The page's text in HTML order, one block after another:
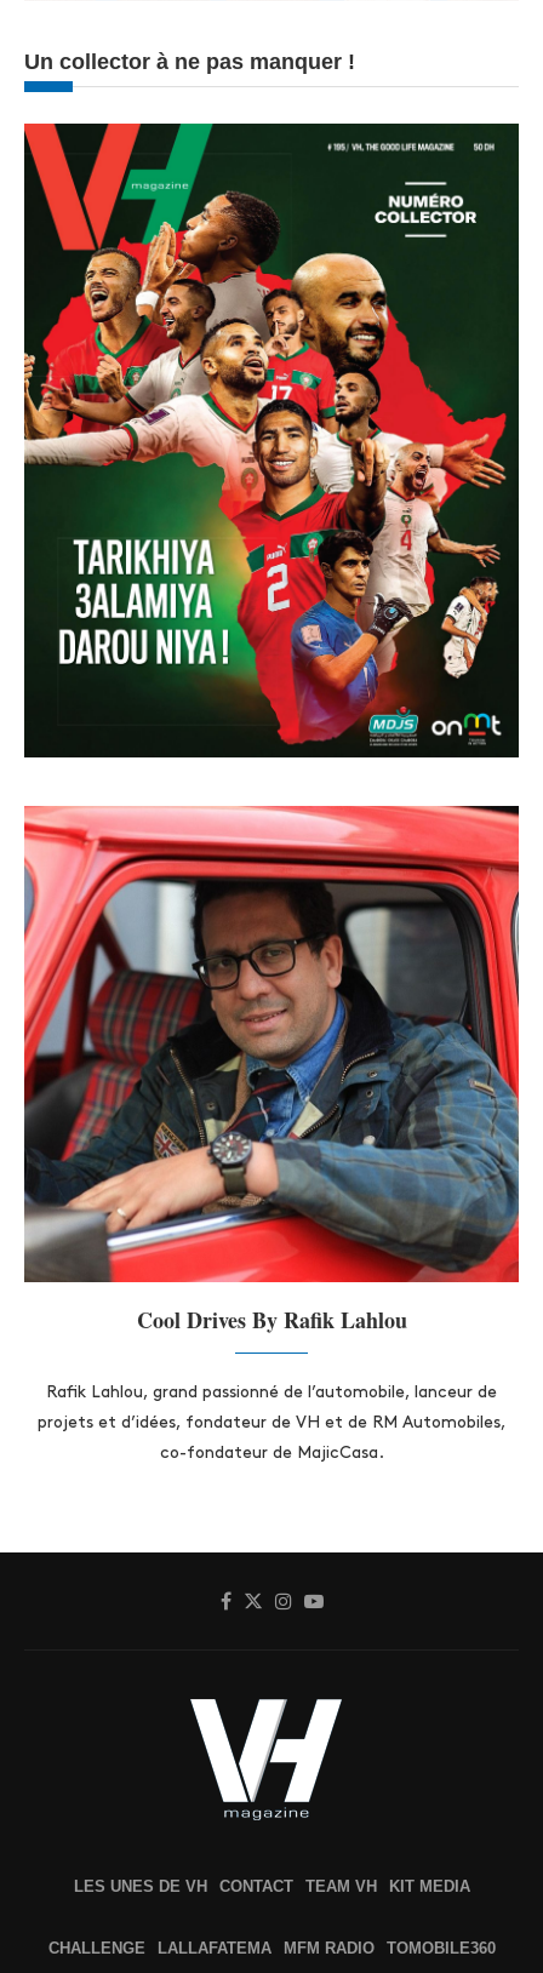
Un collector à ne pas manquer !
Cool Drives By Rafik Lahlou
Rafik Lahlou, grand passionné de l’automobile, lanceur de
projets et d’idées, fondateur de VH et de RM Automobiles,
co-fondateur de MajicCasa.
LES UNES DE VH CONTACT TEAM VH KIT MEDIA
CHALLENGE LALLAFATEMA MFM RADIO TOMOBILE360